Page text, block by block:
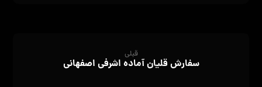
قبلی
سفارش قلیان آماده اشرفی اصفهانی